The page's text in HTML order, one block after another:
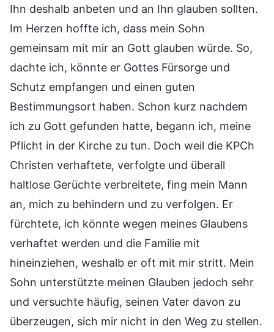
Ihn deshalb anbeten und an Ihn glauben sollten.
Im Herzen hoffte ich, dass mein Sohn
gemeinsam mit mir an Gott glauben würde. So,
dachte ich, könnte er Gottes Fürsorge und
Schutz empfangen und einen guten
Bestimmungsort haben. Schon kurz nachdem
ich zu Gott gefunden hatte, begann ich, meine
Pflicht in der Kirche zu tun. Doch weil die KPCh
Christen verhaftete, verfolgte und überall
haltlose Gerüchte verbreitete, fing mein Mann
an, mich zu behindern und zu verfolgen. Er
fürchtete, ich könnte wegen meines Glaubens
verhaftet werden und die Familie mit
hineinziehen, weshalb er oft mit mir stritt. Mein
Sohn unterstützte meinen Glauben jedoch sehr
und versuchte häufig, seinen Vater davon zu
überzeugen, sich mir nicht in den Weg zu stellen.